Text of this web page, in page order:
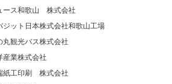
ース和歌山 株式会社
ジット日本株式会社和歌山工場
丸観光バス株式会社
産業株式会社
紙工印刷 株式会社